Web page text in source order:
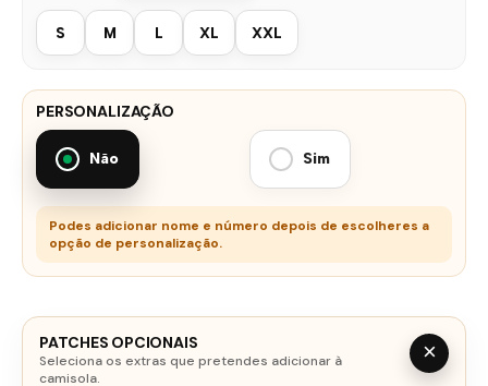
S M L XL XXL
PERSONALIZAÇÃO
Não Sim
Podes adicionar nome e número depois de escolheres a
opção de personalização.
PATCHES OPCIONAIS
Seleciona os extras que pretendes adicionar à
camisola.
×